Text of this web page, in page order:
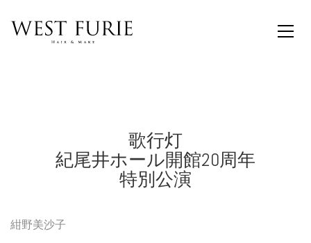
歌行灯
紀尾井ホール開館20周年
特別公演
紺野美沙子